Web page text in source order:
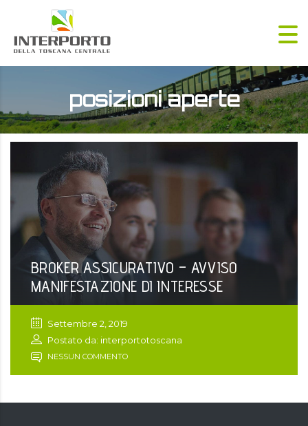
posizioni aperte
BROKER ASSICURATIVO – AVVISO
MANIFESTAZIONE DI INTERESSE
Settembre 2, 2019
Postato da: interportotoscana
NESSUN COMMENTO